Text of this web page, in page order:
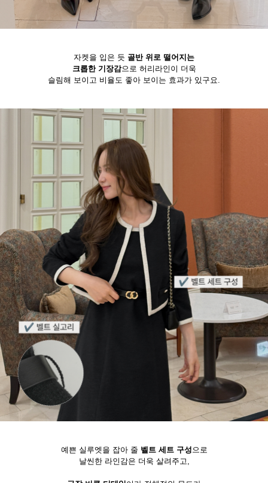
자켓을 입은 듯 골반 위로 떨어지는
크롭한 기장감으로 허리라인이 더욱
슬림해 보이고 비율도 좋아 보이는 효과가 있구요.
예쁜 실루엣을 잡아 줄 벨트 세트 구성 으로
날씬한 라인감은 더욱 살려주고,